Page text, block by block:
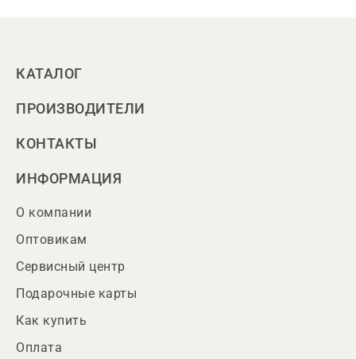
КАТАЛОГ
ПРОИЗВОДИТЕЛИ
КОНТАКТЫ
ИНФОРМАЦИЯ
О компании
Оптовикам
Сервисный центр
Подарочные карты
Как купить
Оплата